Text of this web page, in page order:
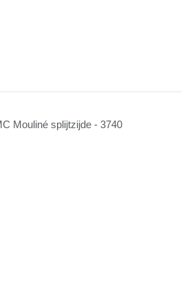
DMC Mouliné splijtzijde - 3740